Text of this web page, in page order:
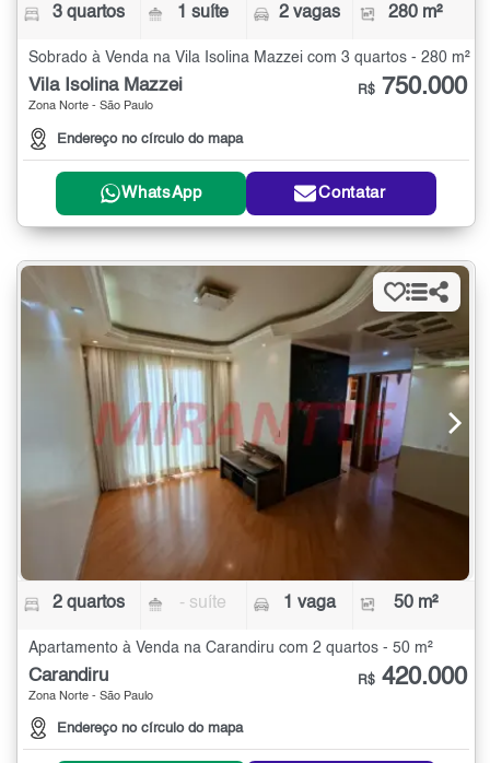
3 quartos 1 suíte 2 vagas 280 m²
Sobrado à Venda na Vila Isolina Mazzei com 3 quartos - 280 m²
Vila Isolina Mazzei
Zona Norte - São Paulo
Endereço no círculo do mapa
R$ 750.000
WhatsApp Contatar
2 quartos - suíte 1 vaga 50 m²
Apartamento à Venda na Carandiru com 2 quartos - 50 m²
Carandiru
Zona Norte - São Paulo
Endereço no círculo do mapa
R$ 420.000